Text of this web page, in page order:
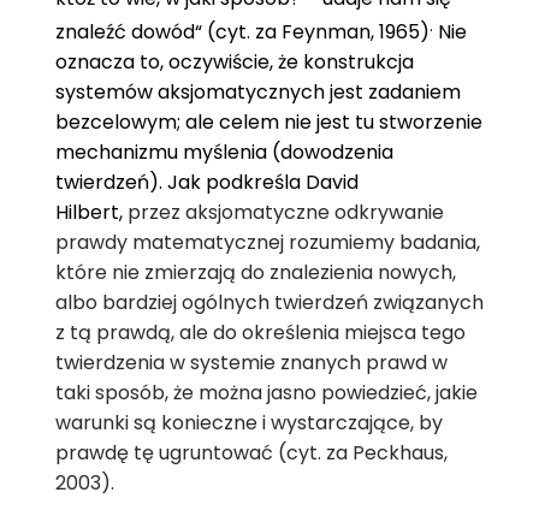
znaleźć dowód“ (cyt. za Feynman, 1965). Nie
oznacza to, oczywiście, że konstrukcja
systemów aksjomatycznych jest zadaniem
bezcelowym; ale celem nie jest tu stworzenie
mechanizmu myślenia (dowodzenia
twierdzeń). Jak podkreśla David
Hilbert, przez aksjomatyczne odkrywanie
prawdy matematycznej rozumiemy badania,
które nie zmierzają do znalezienia nowych,
albo bardziej ogólnych twierdzeń związanych
z tą prawdą, ale do określenia miejsca tego
twierdzenia w systemie znanych prawd w
taki sposób, że można jasno powiedzieć, jakie
warunki są konieczne i wystarczające, by
prawdę tę ugruntować (cyt. za Peckhaus,
2003).